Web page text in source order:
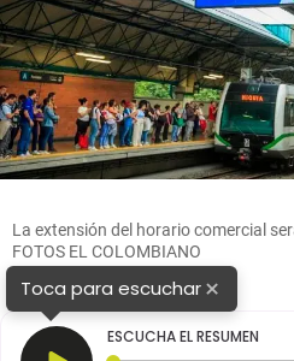
La extensión del horario comercial
FOTOS EL COLOMBIANO
Toca para escuchar×
ESCUCHA EL RESUMEN